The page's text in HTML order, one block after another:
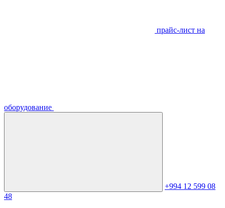
прайс-лист на
оборудование
+994 12 599 08
48